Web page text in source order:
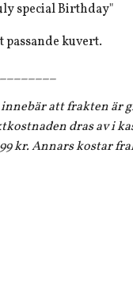
special Birthday"
kuvert.
att frakten är
dras av i
kr. Annars kostar